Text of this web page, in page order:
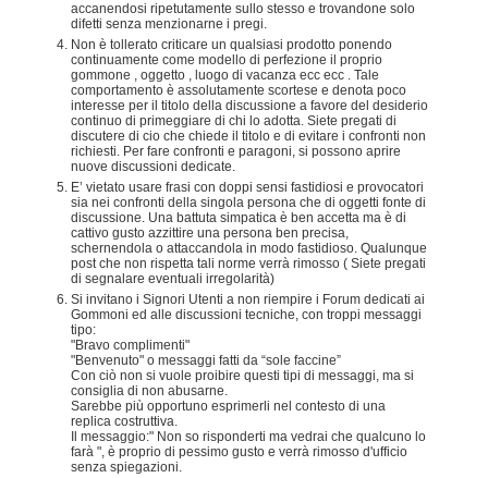
accanendosi ripetutamente sullo stesso e trovandone solo
difetti senza menzionarne i pregi.
Non è tollerato criticare un qualsiasi prodotto ponendo
continuamente come modello di perfezione il proprio
gommone , oggetto , luogo di vacanza ecc ecc . Tale
comportamento è assolutamente scortese e denota poco
interesse per il titolo della discussione a favore del desiderio
continuo di primeggiare di chi lo adotta. Siete pregati di
discutere di cio che chiede il titolo e di evitare i confronti non
richiesti. Per fare confronti e paragoni, si possono aprire
nuove discussioni dedicate.
E’ vietato usare frasi con doppi sensi fastidiosi e provocatori
sia nei confronti della singola persona che di oggetti fonte di
discussione. Una battuta simpatica è ben accetta ma è di
cattivo gusto azzittire una persona ben precisa,
schernendola o attaccandola in modo fastidioso. Qualunque
post che non rispetta tali norme verrà rimosso ( Siete pregati
di segnalare eventuali irregolarità)
Si invitano i Signori Utenti a non riempire i Forum dedicati ai
Gommoni ed alle discussioni tecniche, con troppi messaggi
tipo:
"Bravo complimenti"
"Benvenuto" o messaggi fatti da “sole faccine”
Con ciò non si vuole proibire questi tipi di messaggi, ma si
consiglia di non abusarne.
Sarebbe più opportuno esprimerli nel contesto di una
replica costruttiva.
Il messaggio:" Non so risponderti ma vedrai che qualcuno lo
farà ", è proprio di pessimo gusto e verrà rimosso d'ufficio
senza spiegazioni.